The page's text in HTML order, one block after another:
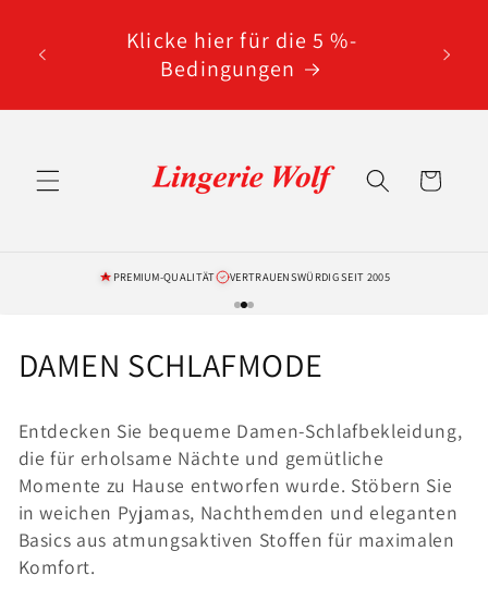
Inhalt
Klicke hier für die 5 %-
Bedingungen
Warenkorb
PREMIUM-QUALITÄT VERTRAUENSWÜRDIG SEIT 2005
K
t
e
g
o
DAMEN SCHLAFMODE
Entdecken Sie bequeme Damen-Schlafbekleidung,
die für erholsame Nächte und gemütliche
Momente zu Hause entworfen wurde. Stöbern Sie
in weichen Pyjamas, Nachthemden und eleganten
Basics aus atmungsaktiven Stoffen für maximalen
Komfort.